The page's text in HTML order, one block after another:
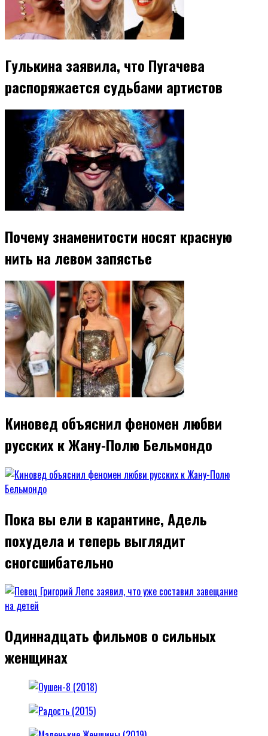
Гулькина заявила, что Пугачева
распоряжается судьбами артистов
Почему знаменитости носят красную
нить на левом запястье
Киновед объяснил феномен любви
русских к Жану-Полю Бельмондо
Пока вы ели в карантине, Адель
похудела и теперь выглядит
сногсшибательно
Одиннадцать фильмов о сильных
женщинах